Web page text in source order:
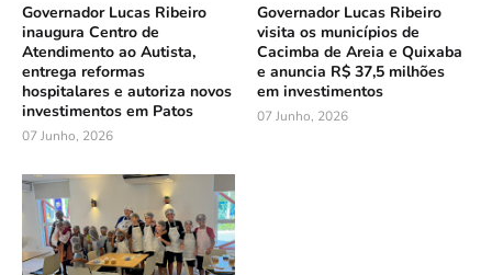
Governador Lucas Ribeiro
inaugura Centro de
Atendimento ao Autista,
entrega reformas
hospitalares e autoriza novos
investimentos em Patos
07 Junho, 2026
Governador Lucas Ribeiro
visita os municípios de
Cacimba de Areia e Quixaba
e anuncia R$ 37,5 milhões
em investimentos
07 Junho, 2026